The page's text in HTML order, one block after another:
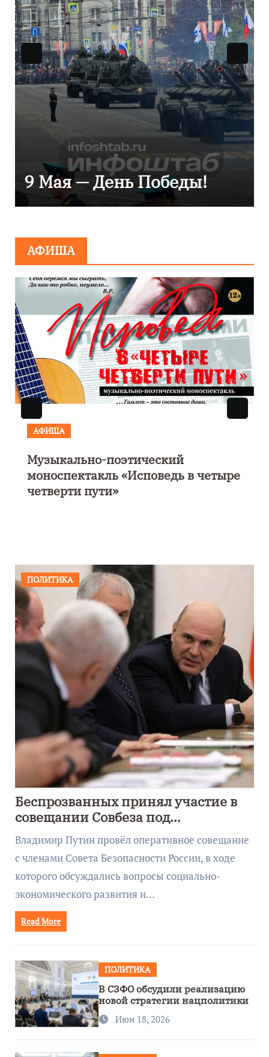
Уникальное северное
сияние запечатлели над
Балтикой
АФИША
АФИША
Николай Патрушев поддержал
проведение в Калининграде
морского фестиваля «Открытое
ПОЛИТИКА
Беспрозванных принял участие в
совещании Совбеза под
руководством Путина
Владимир Путин провёл оперативное совещание
с членами Совета Безопасности России, в ходе
которого обсуждались вопросы социально-
экономического развития и…
Read More
ПОЛИТИКА
В СЗФО обсудили реализацию
новой стратегии нацполитики
Июн 18, 2026